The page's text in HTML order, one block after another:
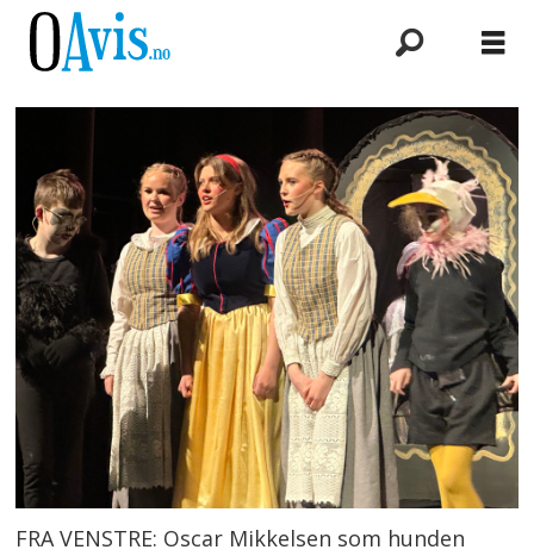
FRA VENSTRE: Oscar Mikkelsen som hunden